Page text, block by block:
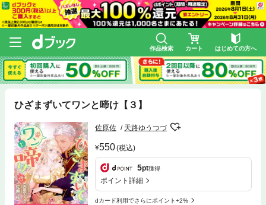
作品検索 カート はじめての方へ
ひざまずいてワンと啼け【３】
佐原佐 天路ゆうつづ
550(税込)
5pt獲得
ポイント詳細
dカード利用でさらにポイント+2%